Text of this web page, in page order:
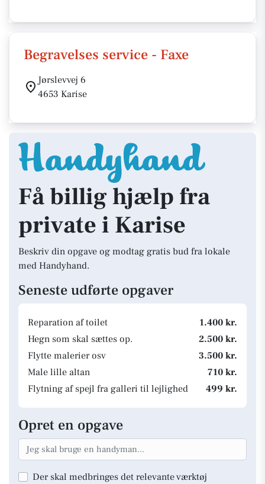
Begravelses service - Faxe
Jørslevvej 6
4653 Karise
Få billig hjælp fra
private i Karise
Beskriv din opgave og modtag gratis bud fra lokale
med Handyhand.
Seneste udførte opgaver
Reparation af toilet
1.400 kr.
Hegn som skal sættes op.
2.500 kr.
Flytte malerier osv
3.500 kr.
Male lille altan
710 kr.
Flytning af spejl fra galleri til lejlighed
499 kr.
Opret en opgave
Der skal medbringes det relevante værktøj